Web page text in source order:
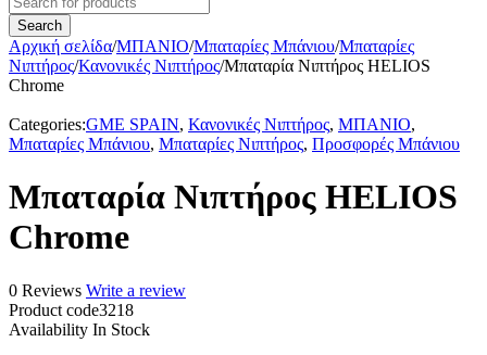
Αρχική σελίδα/ΜΠΑΝΙΟ/Μπαταρίες Μπάνιου/Μπαταρίες
Νιπτήρος/Κανονικές Νιπτήρος/Μπαταρία Νιπτήρος HELIOS
Chrome
Categories:GME SPAIN, Κανονικές Νιπτήρος, ΜΠΑΝΙΟ,
Μπαταρίες Μπάνιου, Μπαταρίες Νιπτήρος, Προσφορές Μπάνιου
Μπαταρία Νιπτήρος HELIOS
Chrome
0 Reviews Write a review
Product code3218
Availability In Stock